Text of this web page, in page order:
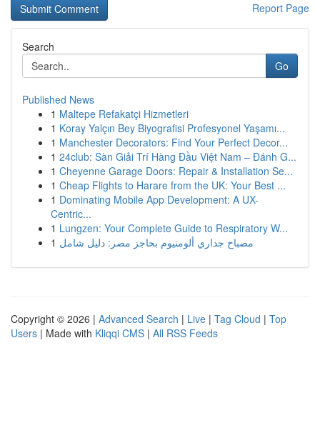
Report Page
Search
Go
Published News
1 Maltepe Refakatçi Hizmetleri
1 Koray Yalçın Bey Biyografisi Profesyonel Yaşamı...
1 Manchester Decorators: Find Your Perfect Decor...
1 24club: Sàn Giải Trí Hàng Đầu Việt Nam – Đánh G...
1 Cheyenne Garage Doors: Repair & Installation Se...
1 Cheap Flights to Harare from the UK: Your Best ...
1 Dominating Mobile App Development: A UX-
Centric...
1 Lungzen: Your Complete Guide to Respiratory W...
1 مصباح جداري ألومنيوم بحاجز مصر: دليل شامل
Copyright © 2026 | Advanced Search | Live | Tag Cloud | Top
Users | Made with Kliqqi CMS | All RSS Feeds